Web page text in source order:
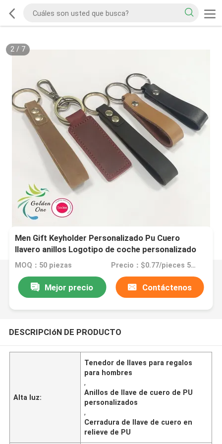
2/ 7
Men Gift Keyholder Personalizado Pu Cuero
llavero anillos Logotipo de coche personalizado
llavero en relieve para accesorios
MOQ：50 piezas Precio：$0.77/pieces 50-99 pieces
Mejor precio Contáctenos
DESCRIPCIóN DE PRODUCTO
Alta luz:
Tenedor de llaves para regalos
para hombres
,
Anillos de llave de cuero de PU
personalizados
,
Cerradura de llave de cuero en
relieve de PU